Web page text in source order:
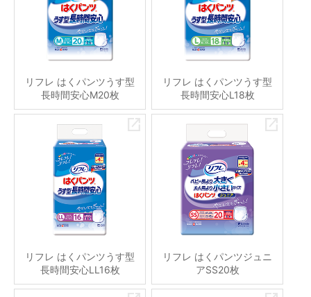
リフレ はくパンツうす型
長時間安心M20枚
リフレ はくパンツうす型
長時間安心L18枚
リフレ はくパンツうす型
長時間安心LL16枚
リフレ はくパンツジュニ
アSS20枚